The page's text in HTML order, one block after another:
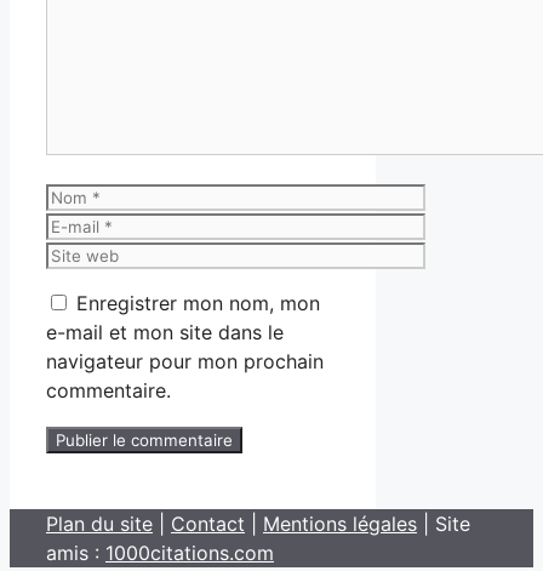
Nom
E-
mail
Site
Enregistrer mon nom, mon
e-mail et mon site dans le
navigateur pour mon prochain
commentaire.
Plan du site Contact Mentions légales | Site
amis : 1000citations.com